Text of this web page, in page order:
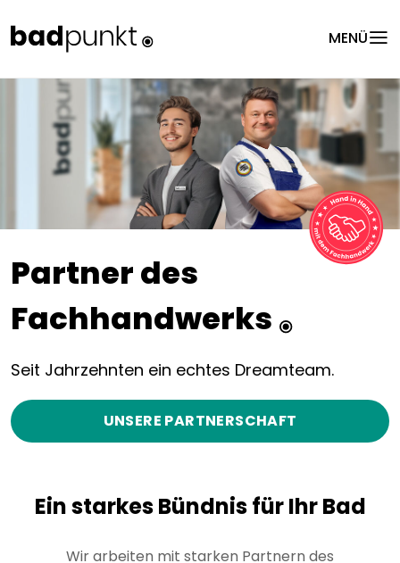
MENÜmenu
Partner des
Fachhandwerks
Seit Jahrzehnten ein echtes Dreamteam.
UNSERE PARTNERSCHAFT
Ein starkes Bündnis für Ihr Bad
Wir arbeiten mit starken Partnern des